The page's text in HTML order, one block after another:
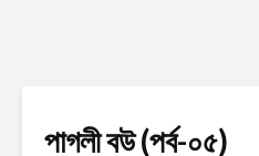
পাগলী বউ (পর্ব-০৫)